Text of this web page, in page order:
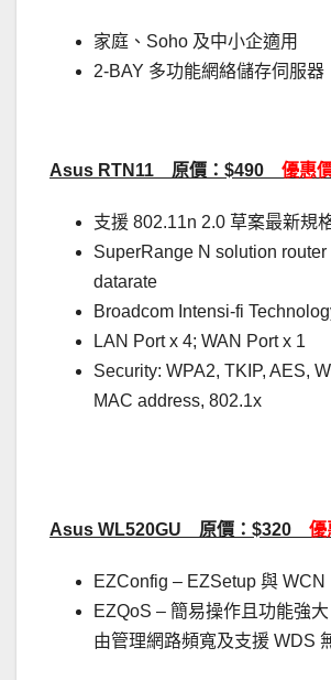
家庭、Soho 及中小企適用
2-BAY 多功能網絡儲存伺服器
Asus RTN11 原價：$490 優惠
支援 802.11n 2.0 草案最新規
SuperRange N solution
datarate
Broadcom Intensi-fi
LAN Port x 4; WAN Port x 1
Security: WPA2, TKIP, AES,
MAC address, 802.1x
Asus WL520GU 原價：$320 優
EZConfig – EZSetup 與 WCN
EZQoS – 簡易操作且功能強
由管理網路頻寬及支援 WDS